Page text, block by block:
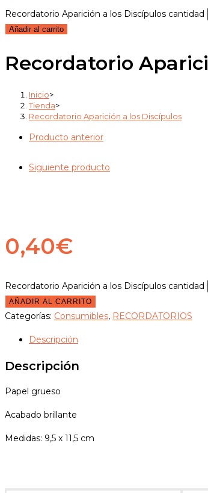
Recordatorio Aparición a los Discípulos cantidad
Añadir al carrito
Recordatorio
Inicio>
Tienda>
Recordatorio Aparición a los Discípulos
Producto anterior
Siguiente producto
0,40€
Recordatorio Aparición a los Discípulos cantidad
AÑADIR AL CARRITO
Categorías: Consumibles, RECORDATORIOS
Descripción
Descripción
Papel grueso
Acabado brillante
Medidas: 9,5 x 11,5 cm